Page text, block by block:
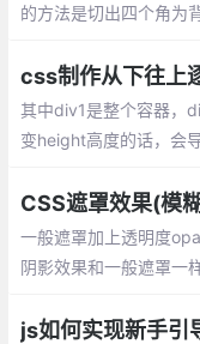
的方法是切出四个角为
接使用css呢？下面就
果。
css制作从下往上
其中div1是整个容器，
变height高度的话，会
v2达成想要的效果。
一般遮罩加上透明度
阴影效果和一般遮罩一
sla()也是可以的。模糊
js如何实现新手引